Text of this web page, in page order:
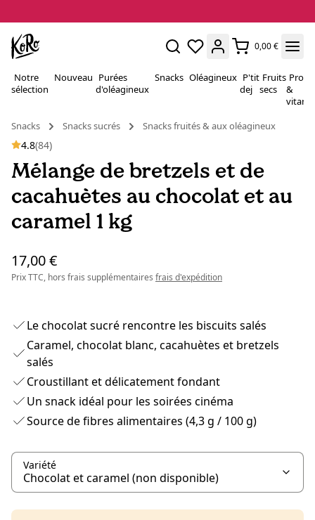
0,00 €
Notre
sélection
Nouveau Purées
d'oléagineux
Snacks Oléagineux P'tit
dej
Fruits
secs
&
Snacks
Snacks sucrés Snacks fruités & aux oléagineux
4.8(84)
Mélange de bretzels et de
cacahuètes au chocolat et au
caramel 1 kg
17,00 €
Prix TTC, hors frais supplémentaires frais d'expédition
Le chocolat sucré rencontre les biscuits salés
Caramel, chocolat blanc, cacahuètes et bretzels
salés
Croustillant et délicatement fondant
Un snack idéal pour les soirées cinéma
Source de fibres alimentaires (4,3 g / 100 g)
Variété